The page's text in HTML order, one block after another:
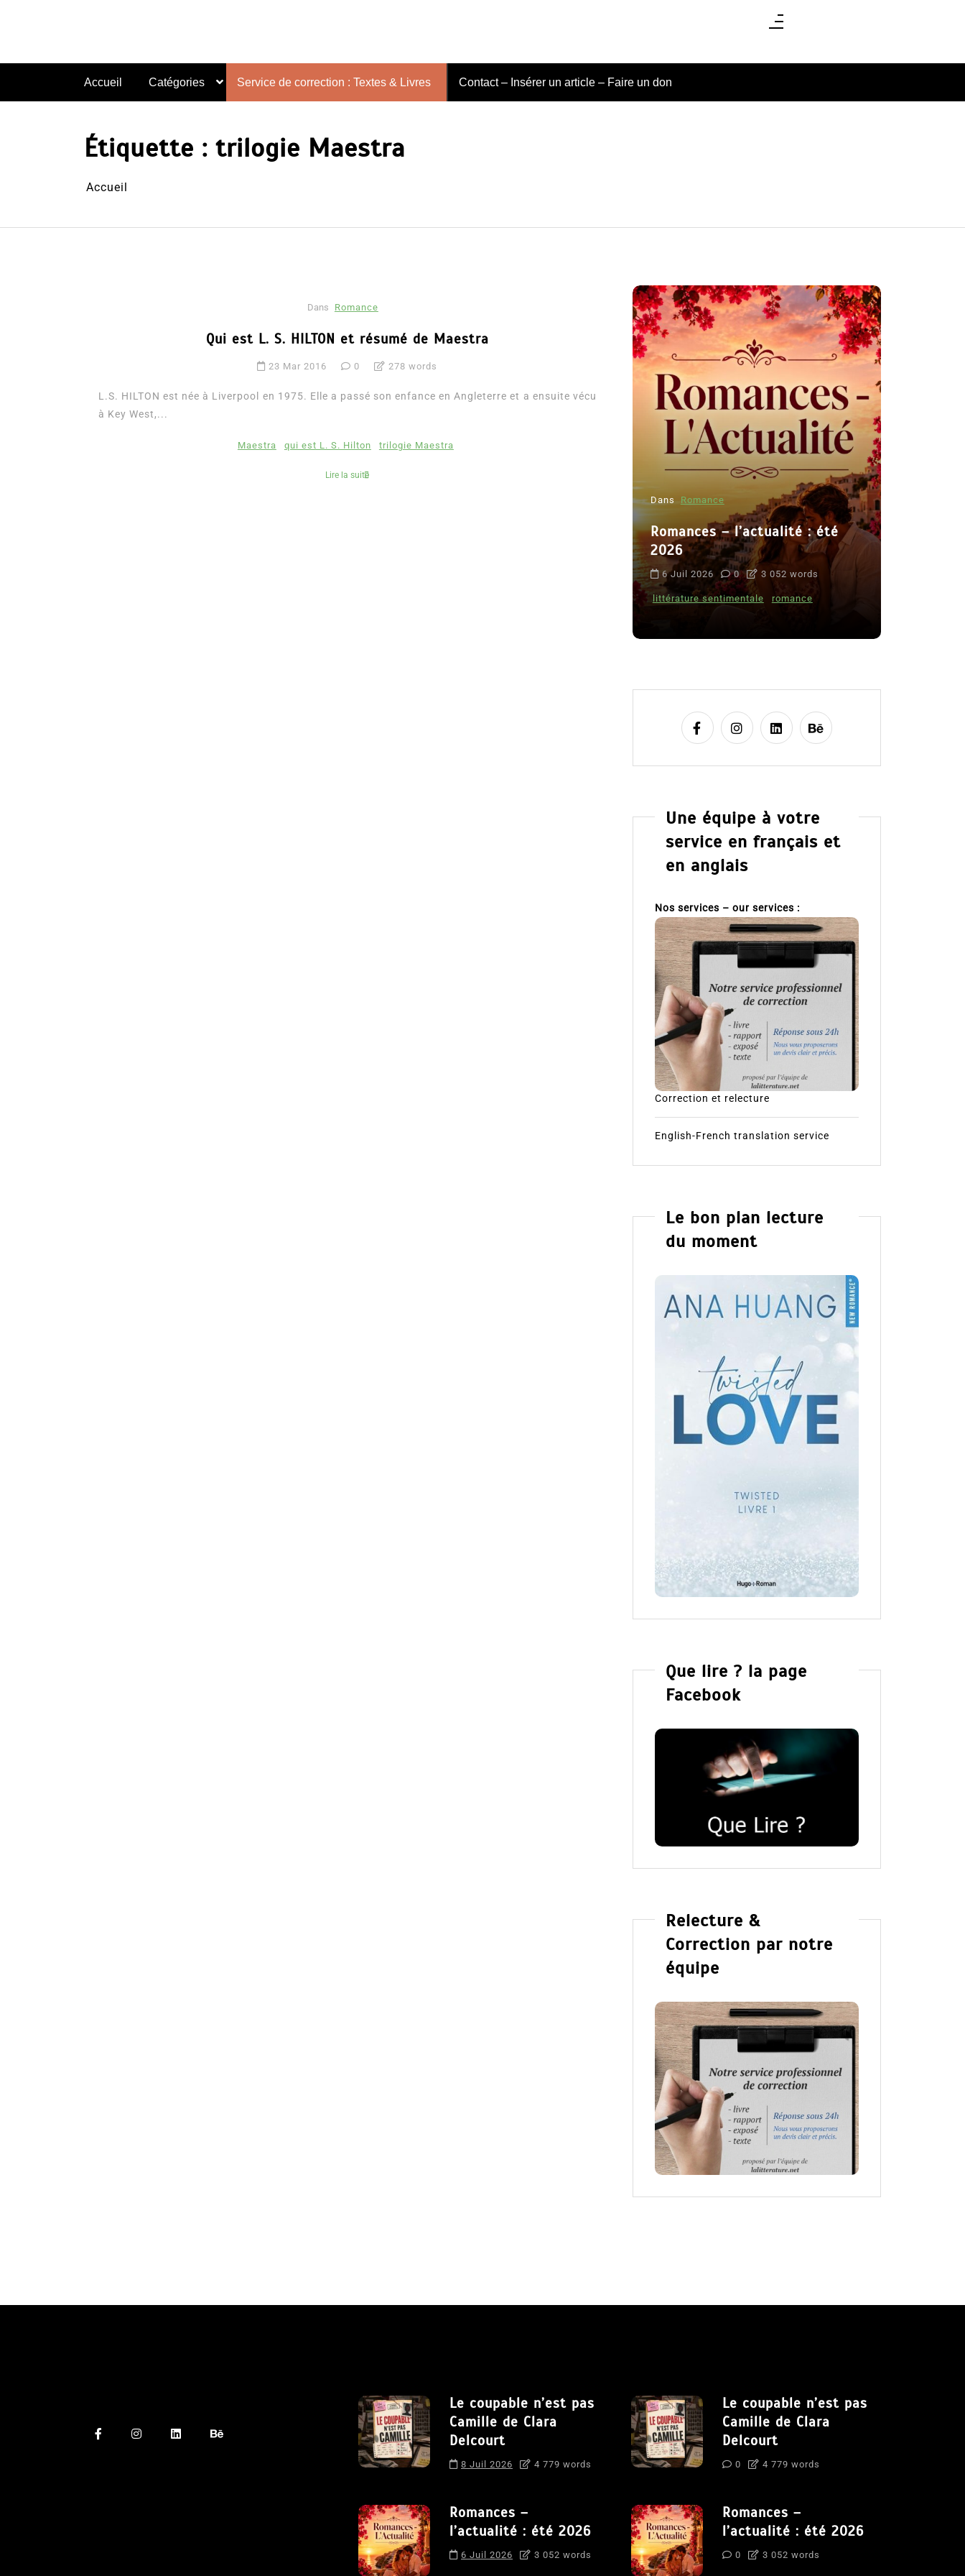
Accueil Catégories Service de correction : Textes & Livres Contact – Insérer un article – Faire un don
Étiquette : trilogie Maestra
Accueil
Dans Romance
Qui est L. S. HILTON et résumé de Maestra
23 Mar 2016 0 278 words
L.S. HILTON est née à Liverpool en 1975. Elle a passé son enfance en Angleterre et a ensuite vécu
à Key West,...
Maestra qui est L. S. Hilton trilogie Maestra
Lire la suite
Dans Romance
Romances – l’actualité : été
2026
6 Juil 2026 0 3 052 words
littérature sentimentale romance
Une équipe à votre
service en français et
en anglais
Nos services – our services :
Correction et relecture
English-French translation service
Le bon plan lecture
du moment
Que lire ? la page
Facebook
Relecture &
Correction par notre
équipe
Le coupable n’est pas
Camille de Clara
Delcourt
8 Juil 2026 4 779 words
Romances –
l’actualité : été 2026
6 Juil 2026 3 052 words
Le coupable n’est pas
Camille de Clara
Delcourt
0 4 779 words
Romances –
l’actualité : été 2026
0 3 052 words